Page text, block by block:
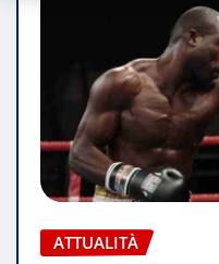
ATTUALITÀ